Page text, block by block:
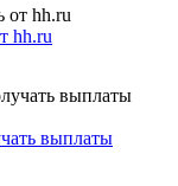
hh.ru
выплаты